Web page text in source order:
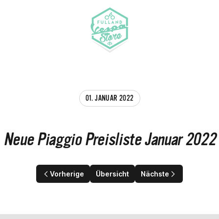
Fulland Vespa-Store
01. JANUAR 2022
Neue Piaggio Preisliste Januar 2022
Vorherige Übersicht Nächste